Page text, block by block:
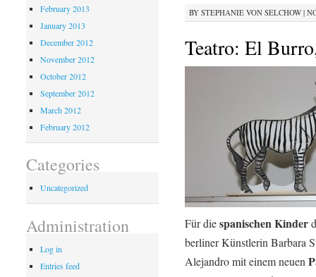
BY STEPHANIE VON SELCHOW|
Teatro: El
Für diespanischen Kinder
berliner Künstlerin Barbara
Alejandro mit einem neuen
February 2013
January 2013
December 2012
November 2012
October 2012
September 2012
March 2012
February 2012
Categories
Uncategorized
Administration
Log in
Entries feed